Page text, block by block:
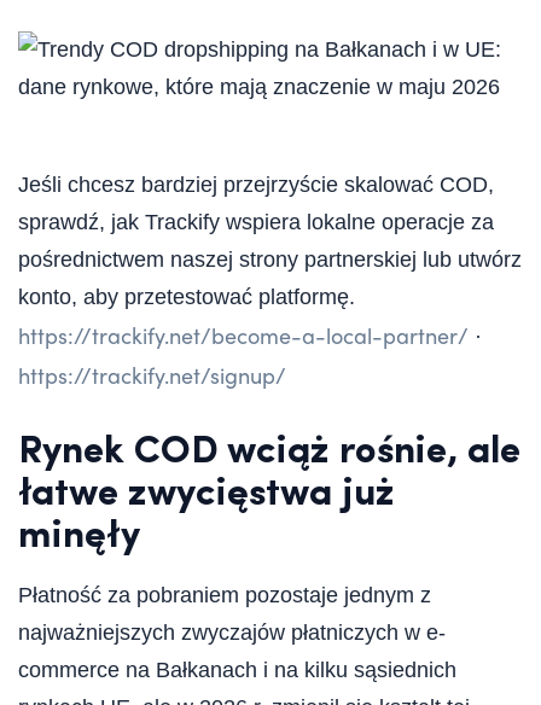
Jeśli chcesz bardziej przejrzyście skalować COD,
sprawdź, jak Trackify wspiera lokalne operacje za
pośrednictwem naszej strony partnerskiej lub utwórz
konto, aby przetestować platformę.
https://trackify.net/become-a-local-partner/ ·
https://trackify.net/signup/
Rynek COD wciąż rośnie, ale
łatwe zwycięstwa już
minęły
Płatność za pobraniem pozostaje jednym z
najważniejszych zwyczajów płatniczych w e-
commerce na Bałkanach i na kilku sąsiednich